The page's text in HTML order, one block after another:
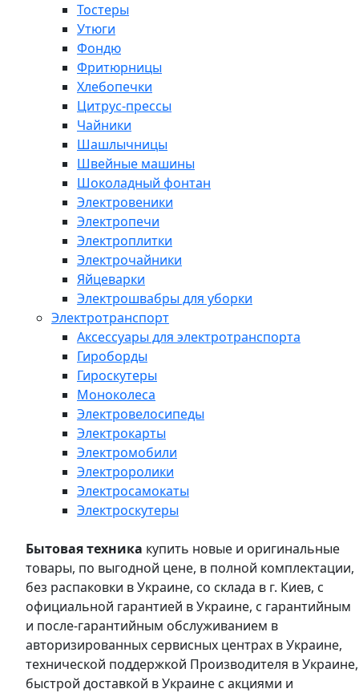
Тостеры
Утюги
Фондю
Фритюрницы
Хлебопечки
Цитрус-прессы
Чайники
Шашлычницы
Швейные машины
Шоколадный фонтан
Электровеники
Электропечи
Электроплитки
Электрочайники
Яйцеварки
Электрошвабры для уборки
Электротранспорт
Аксессуары для электротранспорта
Гироборды
Гироскутеры
Моноколеса
Электровелосипеды
Электрокарты
Электромобили
Электроролики
Электросамокаты
Электроскутеры
Бытовая техника купить новые и оригинальные
товары, по выгодной цене, в полной комплектации,
без распаковки в Украине, со склада в г. Киев, с
официальной гарантией в Украине, с гарантийным
и после-гарантийным обслуживанием в
авторизированных сервисных центрах в Украине,
технической поддержкой Производителя в Украине,
быстрой доставкой в Украине с акциями и